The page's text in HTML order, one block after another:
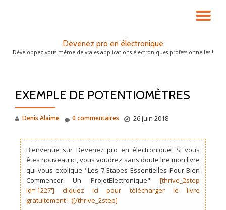
LA
Devenez pro en électronique
Développez vous-même de vraies applications électroniques professionnelles !
EXEMPLE DE POTENTIOMÈTRES
Denis Alaime 26 juin 2018
0 commentaires
Bienvenue sur Devenez pro en électronique! Si vous
êtes nouveau ici, vous voudrez sans doute lire mon livre
qui vous explique "Les 7 Etapes Essentielles Pour Bien
Commencer Un ProjetElectronique"[thrive_2step
id='1227'] cliquez ici pour télécharger le livre
gratuitement ! :)[/thrive_2step]